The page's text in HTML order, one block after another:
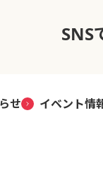
SNS
せ イベント情